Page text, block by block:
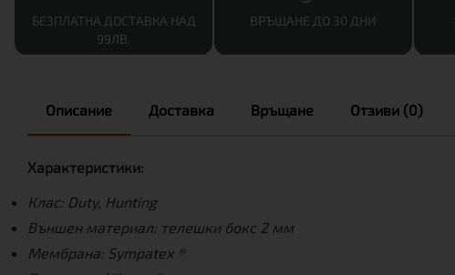
БЕЗПЛАТНА ДОСТАВКА НАД
99ЛВ.
ВРЪЩАНЕ ДО 30 ДНИ
Описание Доставка Връщане Отзиви (0)
Характеристики:
Клас: Duty, Hunting
Външен материал: телешки бокс 2 мм
Мембрана: Sympatex ®